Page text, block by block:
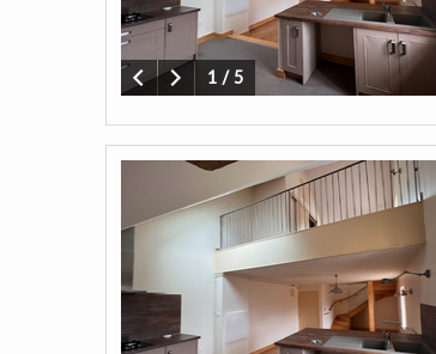
1 /5